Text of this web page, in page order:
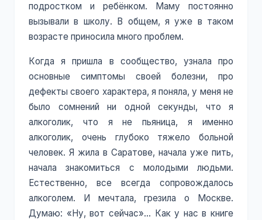
подростком и ребёнком. Маму постоянно
вызывали в школу. В общем, я уже в таком
возрасте приносила много проблем.
Когда я пришла в сообщество, узнала про
основные симптомы своей болезни, про
дефекты своего характера, я поняла, у меня не
было сомнений ни одной секунды, что я
алкоголик, что я не пьяница, я именно
алкоголик, очень глубоко тяжело больной
человек. Я жила в Саратове, начала уже пить,
начала знакомиться с молодыми людьми.
Естественно, все всегда сопровождалось
алкоголем. И мечтала, грезила о Москве.
Думаю: «Ну, вот сейчас»… Как у нас в книге